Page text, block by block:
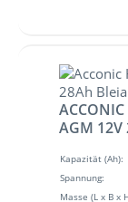
AGM 12V
Kapazität (Ah):
Spannung:
Masse (L x B x